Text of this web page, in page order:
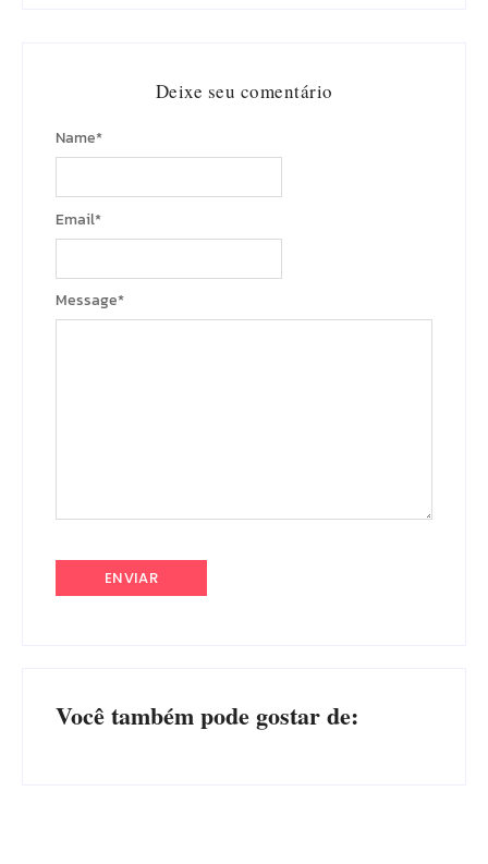
Deixe seu comentário
Message*
Name*
Email*
Você também pode gostar de: